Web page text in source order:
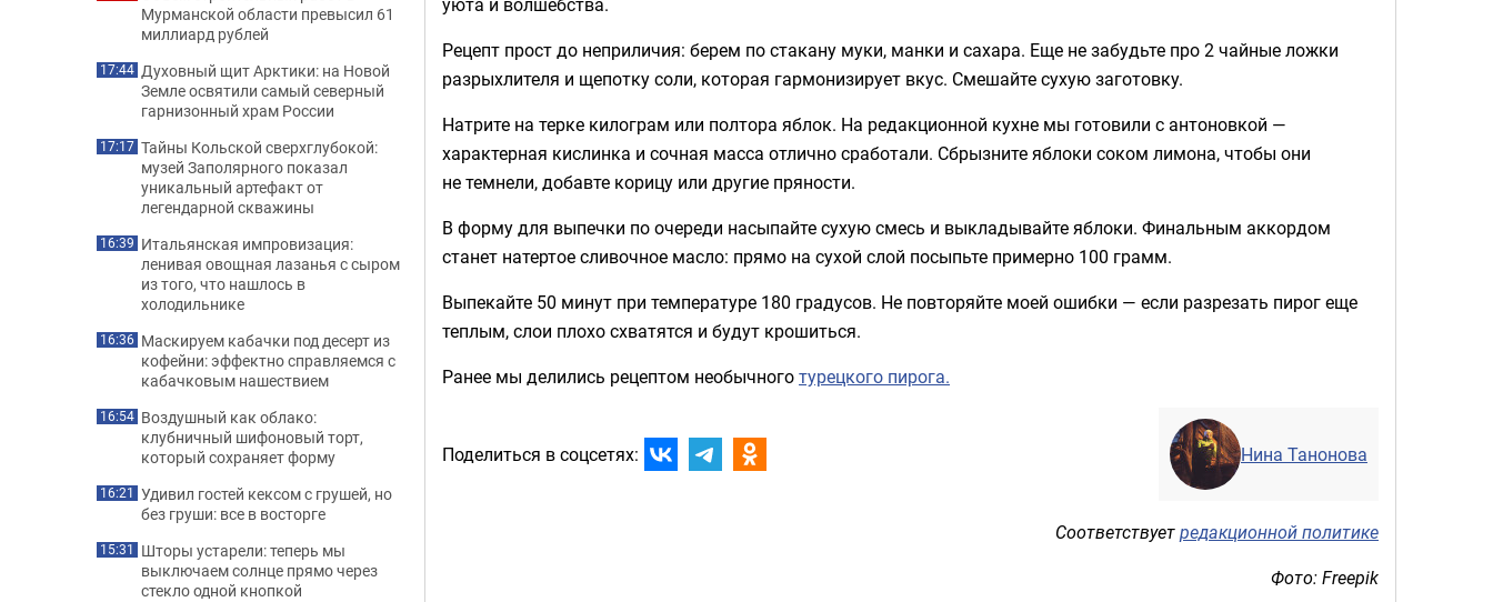
Рецепт прост до неприличия: берем по стакану муки, манки и сахара. Еще не забудьте про 2 чайные ложки
разрыхлителя и щепотку соли, которая гармонизирует вкус. Смешайте сухую заготовку.
Натрите на терке килограм или полтора яблок. На редакционной кухне мы готовили с антоновкой —
характерная кислинка и сочная масса отлично сработали. Сбрызните яблоки соком лимона, чтобы они
не темнели, добавте корицу или другие пряности.
В форму для выпечки по очереди насыпайте сухую смесь и выкладывайте яблоки. Финальным аккордом
станет натертое сливочное масло: прямо на сухой слой посыпьте примерно 100 грамм.
Выпекайте 50 минут при температуре 180 градусов. Не повторяйте моей ошибки — если разрезать пирог еще
теплым, слои плохо схватятся и будут крошиться.
Ранее мы делились рецептом необычноготурецкого пирога.
Поделиться в соцсетях: Нина Танонова
Соответствуетредакционной политике
Фото: Freepik
Мурманской области превысил 61
миллиард рублей
17:44 Духовный щит Арктики: на Новой
Земле освятили самый северный
гарнизонный храм России
17:17 Тайны Кольской сверхглубокой:
музей Заполярного показал
уникальный артефакт от
легендарной скважины
16:39 Итальянская импровизация:
ленивая овощная лазанья с сыром
из того, что нашлось в
холодильнике
16:36 Маскируем кабачки под десерт из
кофейни: эффектно справляемся с
кабачковым нашествием
16:54 Воздушный как облако:
клубничный шифоновый торт,
который сохраняет форму
16:21 Удивил гостей кексом с грушей, но
без груши: все в восторге
15:31 Шторы устарели: теперь мы
выключаем солнце прямо через
стекло одной кнопкой